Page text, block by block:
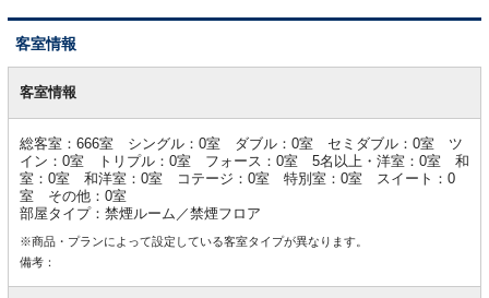
客室情報
室客室情報
総客室：666室 シングル：0室 ダブル：0室 セミダブル：0室 ツ
イン：0室 トリプル：0室 フォース：0室 5名以上・洋室：0室 和
室：0室 和洋室：0室 コテージ：0室 特別室：0室 スイート：0
室 その他：0室
部屋タイプ：禁煙ルーム／禁煙フロア
※商品・プランによって設定している客室タイプが異なります。
備考：